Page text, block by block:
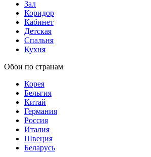
Зал
Коридор
Кабинет
Детская
Спальня
Кухня
Обои по странам
Корея
Бельгия
Китай
Германия
Россия
Италия
Швеция
Беларусь